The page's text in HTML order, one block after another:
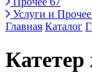
Услуги и Прочее
Главная Каталог